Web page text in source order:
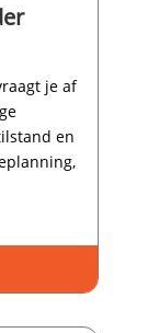
je af
en